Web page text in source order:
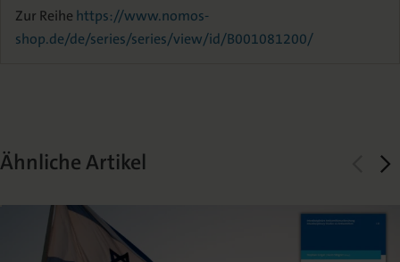
Zur Reihe https://www.nomos-
shop.de/de/series/series/view/id/B001081200/
Ähnliche Artikel